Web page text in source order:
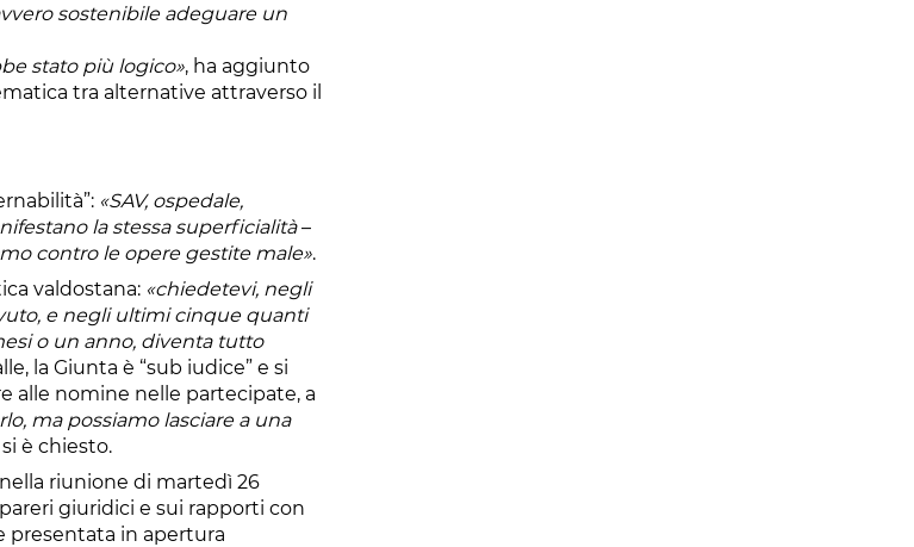
sostenibile adeguare un
stato più logico», ha aggiunto
tra alternative attraverso il
«SAV, ospedale,
la stessa superficialità–
contro le opere gestite male».
valdostana: «chiedetevi, negli
e negli ultimi cinque quanti
o un anno, diventa tutto
la Giunta è “sub iudice” e si
alle nomine nelle partecipate, a
ma possiamo lasciare a una
si è chiesto.
riunione di martedì 26
giuridici e sui rapporti con
presentata in apertura